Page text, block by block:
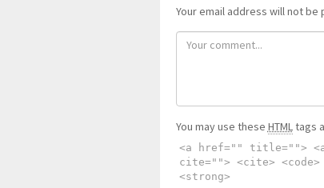
Your email address will not be
You may use these HTMLtags
<a href="" title="">
cite=""> <cite>
<strong>